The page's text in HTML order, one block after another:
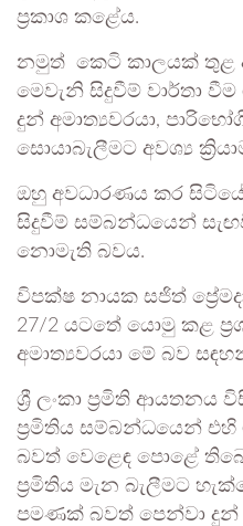
ප්‍රකාශ කළේය.
නමුත් කෙටි කාලයක් තුළ
මෙවැනි සිදුවීම් වාර්තා
දුන් අමාත්‍යවරයා,
සොයාබැලීමට අවශ්‍ය
ඔහු අවධාරණය කර සිටියේ
සිදුවීම් සම්බන්ධයෙන්
නොමැති බවය.
විපක්ෂ නායක සජිත්
27/2 යටතේ යොමු කළ
අමාත්‍යවරයා මේ බව
ශ්‍රී ලංකා ප්‍රමිති ආයතනය
ප්‍රමිතිය සම්බන්ධයෙන්
බවත් වෙළෙඳ පොළේ
ප්‍රමිතිය මැන බැලීමට
පමණක් බවත් පෙන්වා දුන්